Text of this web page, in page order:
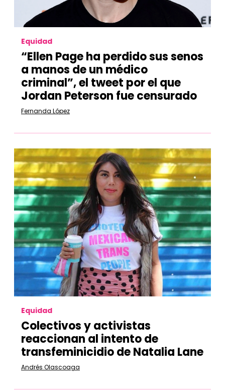
Equidad
“Ellen Page ha perdido sus senos
a manos de un médico
criminal”, el tweet por el que
Jordan Peterson fue censurado
Fernanda López
Equidad
Colectivos y activistas
reaccionan al intento de
transfeminicidio de Natalia Lane
Andrés Olascoaga